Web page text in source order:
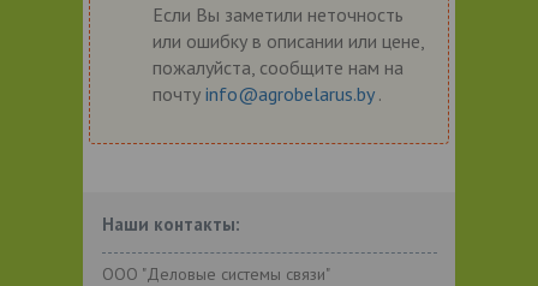
Если Вы заметили неточность
или ошибку в описании или цене,
пожалуйста, сообщите нам на
почту info@agrobelarus.by .
Наши контакты:
ООО "Деловые системы связи"